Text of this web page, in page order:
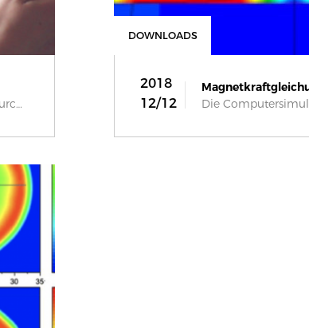
Die programmierbare Magnetisierung durch...
DOWNLOADS
2018
12/12
Die